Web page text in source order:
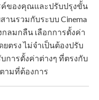
ค์ของคุณและปรับปรุงขั้น
นรวมกับระบบ Cinema
กลมกลืน เลือกการตั้งค่า
ยตรง ไม่จำเป็นต้องปรับ
การตั้งค่าต่างๆ ที่ตรงกับ
ามที่ต้องการ